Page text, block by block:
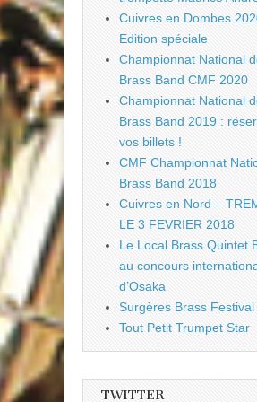
Cuivres en Dombes
Edition spéciale
Championnat National
Brass Band CMF 2020
Championnat National
Brass Band 2019 :
vos billets !
CMF Championnat
Brass Band 2018
Cuivres en Nord –
LE 3 FEVRIER 2018
Le Local Brass Quintet
au concours
d’Osaka
Surgères Brass Festival
Tout Petit Trumpet Star
TWITTER